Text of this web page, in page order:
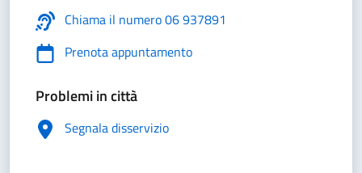
Chiama il numero 06 937891
Prenota appuntamento
Problemi in città
Segnala disservizio